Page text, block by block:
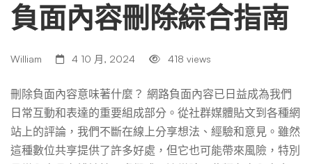
態裡，「刪除負面貼文」不只牽涉平臺審核，還涉及發文者
的反應、圍觀群眾的備份與截圖，以及持續在搜尋引擎上被
找到的可能。後續我們討論的任何行動，都得放在這個快速
刪除：流程、實況與隱形成本 2-1 Threads 能刪除哪些貼
文？社群守則一次看透 Threads 隸屬 Meta，和 Instagram、
Facebook 共用同一套社群守則基礎，但執行細節略有不
同。你可以在「設定」→「説明」→「社群守則」找到完整
負面內容刪除綜合指南
William 4 10 月, 2024 418 views
刪除負面內容意味著什麼？ 網路負面內容已日益成為我們
日常互動和表達的重要組成部分。從社群媒體貼文到各種網
站上的評論，我們不斷在線上分享想法、經驗和意見。雖然
這種數位共享提供了許多好處，但它也可能帶來風險，特別